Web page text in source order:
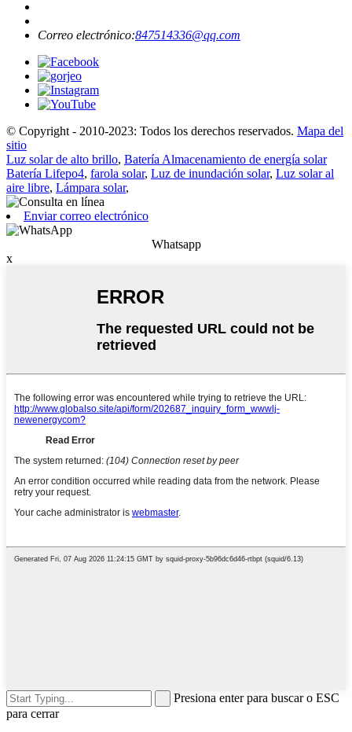
Correo electrónico:847514336@qq.com
© Copyright - 2010-2023: Todos los derechos reservados. Mapa del
sitio
Luz solar de alto brillo, Batería Almacenamiento de energía solar
Batería Lifepo4, farola solar, Luz de inundación solar, Luz solar al
aire libre, Lámpara solar,
Enviar correo electrónico
Whatsapp
x
Presiona enter para buscar o ESC
para cerrar